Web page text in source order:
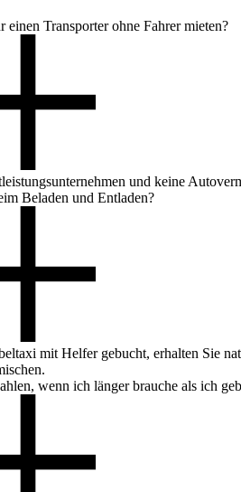
einen Transporter ohne Fahrer mieten?
und keine
Beladen und Entladen?
mit Helfer gebucht, erhalten Sie
wenn ich länger brauche als ich